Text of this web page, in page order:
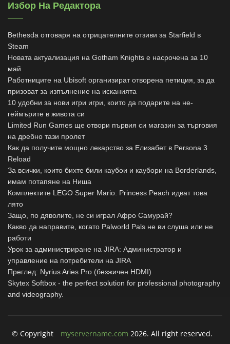
Избор На Редактора
Bethesda отговаря на отрицателните отзиви за Starfield в
Steam
Новата актуализация на Gotham Knights е насрочена за 10
май
Работниците на Ubisoft организират отворена петиция, за да
призоват за изпълнение на исканията
10 удобни за нови игри игри, които да подарите на не-
геймърите в живота си
Limited Run Games ще отвори първия си магазин за търговия
на дребно тази пролет
Как да получите мощно лекарство за Елизабет в Persona 3
Reload
За всички, които бихте били каубои и каубори на Borderlands,
имам потапяне на Ниша
Комплектите LEGO Super Mario: Princess Peach идват това
лято
Защо, по дяволите, не си играл Афро Самурай?
Какво да направите, когато Palworld Pals не ви слуша или не
работи
Урок за администриране на JIRA: Администратор и
управление на потребители на JIRA
Преглед: Nyrius Aries Pro (безжичен HDMI)
Skytex Softbox - the perfect solution for professional photography
and videography.
© Copyright myservername.com 2026. All right reserved.